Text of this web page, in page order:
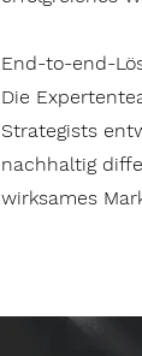
End-to-end-
Die
Strategists
nachhaltig
wirksames